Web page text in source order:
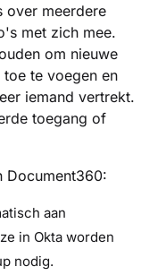
over meerdere
met zich mee.
om nieuwe
te voegen en
iemand vertrekt.
toegang of
Document360:
aan
in Okta worden
nodig.